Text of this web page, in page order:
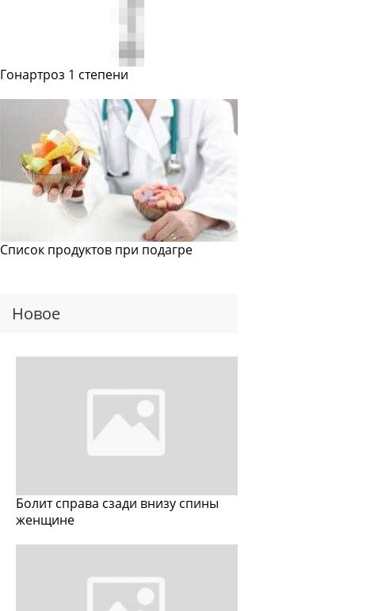
Гонартроз 1 степени
Список продуктов при подагре
Новое
Болит справа сзади внизу спины
женщине